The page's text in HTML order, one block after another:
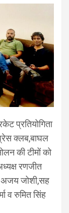
प्रतियोगिता
क्लब,बाघल
की टीमों को
रणजीत
अजय जोशी,सह
व रुमित सिंह